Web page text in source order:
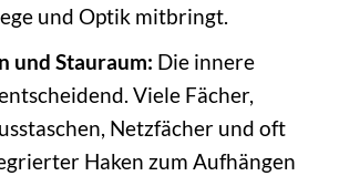
und Optik mitbringt.
und Stauraum: Die innere
Viele Fächer,
Netzfächer und oft
Haken zum Aufhängen